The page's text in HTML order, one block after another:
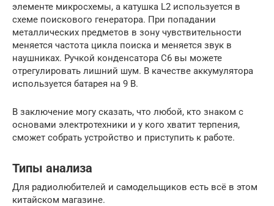
элементе микросхемы, а катушка L2 используется в
схеме поискового генератора. При попадании
металлических предметов в зону чувствительности
меняется частота цикла поиска и меняется звук в
наушниках. Ручкой конденсатора C6 вы можете
отрегулировать лишний шум. В качестве аккумулятора
используется батарея на 9 В.
В заключение могу сказать, что любой, кто знаком с
основами электротехники и у кого хватит терпения,
сможет собрать устройство и приступить к работе.
Типы анализа
Для радиолюбителей и самодельщиков есть всё в этом
китайском магазине.